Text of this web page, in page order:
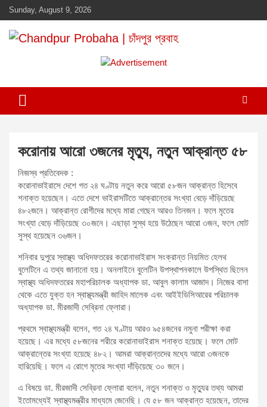
Skip
to
content
Sunday, August 9, 2026
Chandpur Probaha | চাঁদপুর প্রবাহ
v
e
i
s
e
m
e
n
:
করোনায় আরো ৩জনের মৃত্যু, নতুন আক্রান্ত ৫৮
নিজস্ব প্রতিবেদক :
করোনাভাইরাসে দেশে গত ২৪ ঘণ্টায় নতুন করে আরো ৫৮জন আক্রান্ত হিসেবে
শনাক্ত হয়েছেন। এতে দেশে ভাইরাসটিতে আক্রান্তের সংখ্যা বেড়ে দাঁড়িয়েছে
৪৮২জনে। আক্রান্ত রোগীদের মধ্যে মারা গেছেন আরও তিনজন। ফলে মৃতের
সংখ্যা বেড়ে দাঁড়িয়েছে ৩০জনে। এছাড়া সুস্থ হয়ে উঠেছেন আরো ৩জন, ফলে মোট
সুস্থ হয়েছেন ৩৬জন।
শনিবার দুপুরে স্বাস্থ্য অধিদফতরের করোনাভাইরাস সংক্রান্ত নিয়মিত হেলথ
বুলেটিনে এ তথ্য জানানো হয়। অনলাইনে বুলেটিন উপস্থাপনকালে উপস্থিত ছিলেন
স্বাস্থ্য অধিদফতরের মহাপরিচালক অধ্যাপক ডা. আবুল কালাম আজাদ। নিজের বাসা
থেকে এতে যুক্ত হন স্বাস্থ্যমন্ত্রী জাহিদ মালেক এবং আইইডিসিআরের পরিচালক
অধ্যাপক ডা. মীরজাদী সেব্রিনা ফ্লোরা।
প্রথমে স্বাস্থ্যমন্ত্রী বলেন, গত ২৪ ঘণ্টায় আরও ৯৫৪জনের নমুনা পরীক্ষা করা
হয়েছে। এর মধ্যে ৫৮জনের শরীরে করোনাভাইরাস শনাক্ত হয়েছে। ফলে মোট
আক্রান্তের সংখ্যা হয়েছে ৪৮২। আমরা আক্রান্তদের মধ্যে আরো ৩জনকে
হারিয়েছি। ফলে এ রোগে মৃতের সংখ্যা দাঁড়িয়েছে ৩০ জনে।
এ বিষয়ে ডা. মীরজাদী সেব্রিনা ফ্লোরা বলেন, নতুন শনাক্ত ও মৃত্যুর তথ্য আমরা
ইতোমধ্যেই স্বাস্থ্যমন্ত্রীর মাধ্যমে জেনেছি। যে ৫৮ জন আক্রান্ত হয়েছেন, তাদের